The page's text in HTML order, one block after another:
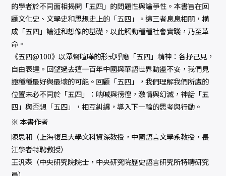
的學者於不同面相揭開「五四」的問題性與論爭性。本書旨在回
顧文化史、文學史和思想史上的「五四」。這三者息息相關，構
成「五四」論述和想像的基礎，以此觸動種種社會實踐，乃至革
命。
《五四@100》以眾聲喧嘩的形式呼應「五四」精神：各抒己見，
自由表達。回望過去這一百年中國與華語世界動盪不安，我們見
證種種最好與最壞的可能。回顧「五四」，我們理解我們所處的
位置未必不同於「五四」：呐喊與徬徨，激情與幻滅，神話「五
四」與否想「五四」，相互糾纏，導入下一輪的思考與行動。
※ 本書作者
陳思和（上海復旦大學文科資深教授，中國語言文學系教授，長
江學者特聘教授）
王汎森（中央研究院院士，中央研究院歷史語言研究所特聘研究